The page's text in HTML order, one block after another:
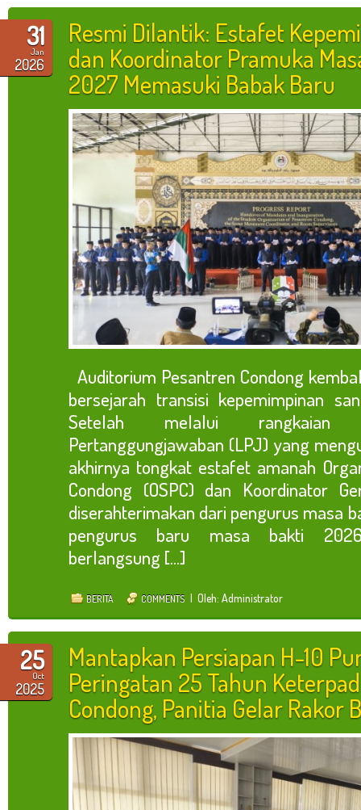
31
Jan
2026
Resmi Dilantik: Estafet
dan Koordinator Pramuka
2027 Memasuki Babak Baru
Auditorium Pesantren Condong
bersejarah transisi kepemimpinan
Setelah melalui rangkaian
Pertanggungjawaban (LPJ) yang
akhirnya tongkat estafet amanah
Condong (OSPC) dan Koordinator
diserahterimakan dari pengurus masa
pengurus baru masa bakti
berlangsung [...]
BERITA COMMENTS | Oleh: Administrator
25
Oct
2025
Mantapkan Persiapan H-10
Peringatan 25 Tahun
Condong, Panitia Gelar Rakor